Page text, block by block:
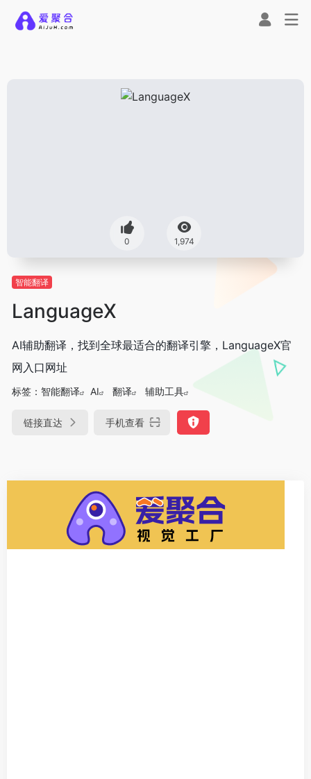
0 1,974
智能翻译
LanguageX
AI辅助翻译，找到全球最适合的翻译引擎，LanguageX官
网入口网址
标签： 智能翻译 AI 翻译 辅助工具
链接直达 手机查看